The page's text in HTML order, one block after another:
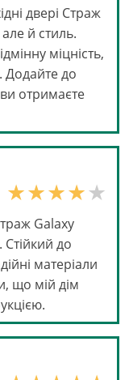
двері Страж
й стиль.
міцність,
Додайте до
отримаєте
Galaxy
до
матеріали
що мій дім